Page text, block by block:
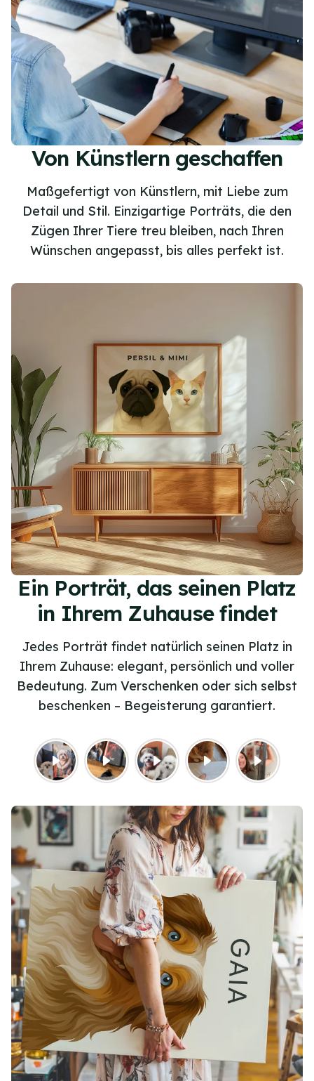
Von Künstlern geschaffen
Maßgefertigt von Künstlern, mit Liebe zum
Detail und Stil. Einzigartige Porträts, die den
Zügen Ihrer Tiere treu bleiben, nach Ihren
Wünschen angepasst, bis alles perfekt ist.
Ein Porträt, das seinen Platz
in Ihrem Zuhause findet
Jedes Porträt findet natürlich seinen Platz in
Ihrem Zuhause: elegant, persönlich und voller
Bedeutung. Zum Verschenken oder sich selbst
beschenken – Begeisterung garantiert.